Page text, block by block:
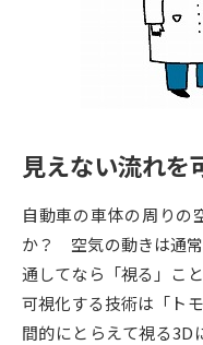
留学・進学関連、塾・予備校
大学入学共通テスト「受験
幼稚園教員資格認定試験
高等学校（情報）教員資格
試験
大学
見えない流れを
自動車の車体の周りの
か？ 空気の動きは通
通してなら「視る」こ
可視化する技術は「ト
間的にとらえて視る3D